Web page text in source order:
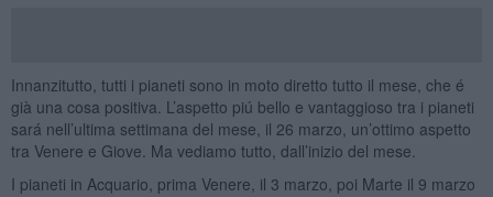
Innanzitutto, tutti i pianeti sono in moto diretto tutto il mese, che é
già una cosa positiva. L’aspetto piú bello e vantaggioso tra i pianeti
sará nell’ultima settimana del mese, il 26 marzo, un’ottimo aspetto
tra Venere e Giove. Ma vediamo tutto, dall’inizio del mese.
I pianeti in Acquario, prima Venere, il 3 marzo, poi Marte il 9 marzo